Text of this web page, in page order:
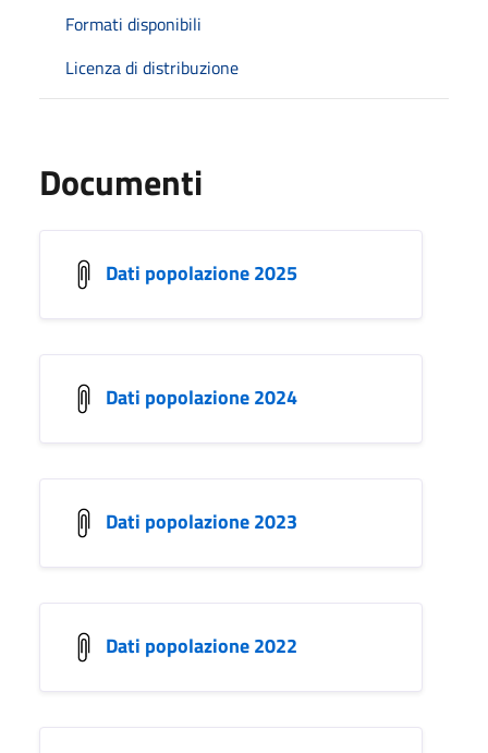
Formati disponibili
Licenza di distribuzione
Documenti
Dati popolazione 2025
Dati popolazione 2024
Dati popolazione 2023
Dati popolazione 2022